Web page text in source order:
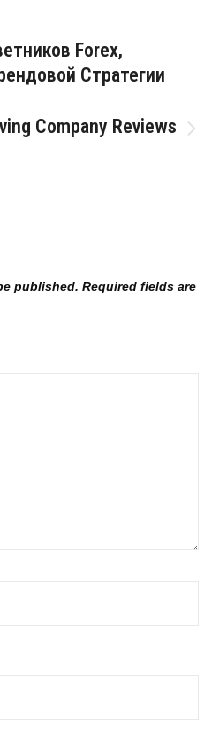
Forex,
Стратегии
Company Reviews
published. Required fields are